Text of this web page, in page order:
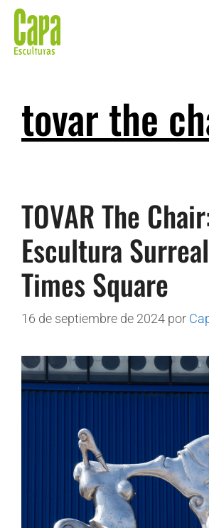
tovar the
TOVAR The
Escultura
Times Square
16 de septiembre de 2024 por